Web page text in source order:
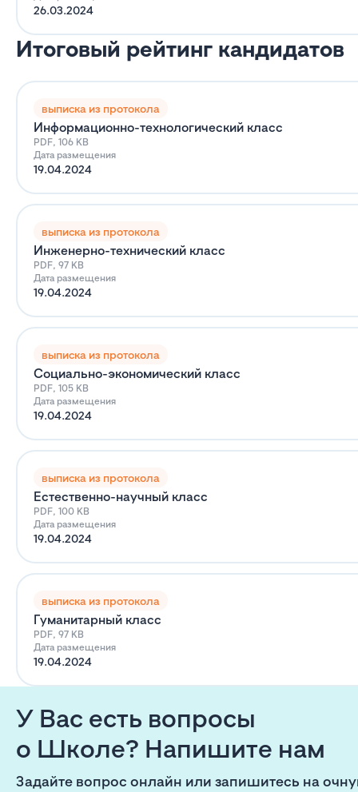
26.03.2024
Итоговый рейтинг кандидатов
выписка из протокола
Информационно-технологический класс
PDF, 106 KB
Дата размещения
19.04.2024
выписка из протокола
Инженерно-технический класс
PDF, 97 KB
Дата размещения
19.04.2024
выписка из протокола
Социально-экономический класс
PDF, 105 KB
Дата размещения
19.04.2024
выписка из протокола
Естественно-научный класс
PDF, 100 KB
Дата размещения
19.04.2024
выписка из протокола
Гуманитарный класс
PDF, 97 KB
Дата размещения
19.04.2024
У Вас есть вопросы
о Школе? Напишите нам
Задайте вопрос онлайн или запишитесь на